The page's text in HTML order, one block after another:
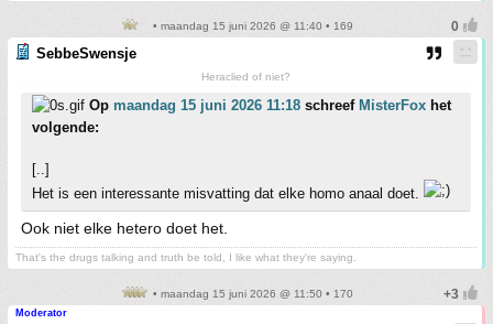
• maandag 15 juni 2026 @ 11:40 • 169
SebbeSwensje
Heraclied of niet?
Op maandag 15 juni 2026 11:18 schreef MisterFox het
volgende:
[..]
Het is een interessante misvatting dat elke homo anaal doet.
Ook niet elke hetero doet het.
That's the drugs talking and truth be told, I like what they're saying.
• maandag 15 juni 2026 @ 11:50 • 170
Moderator